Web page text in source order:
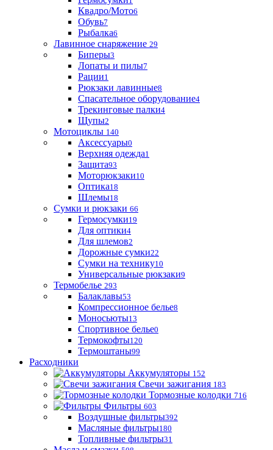
Квадро/Мото6
Обувь7
Рыбалка6
Лавинное снаряжение 29
Биперы3
Лопаты и пилы7
Рации1
Рюкзаки лавинные8
Спасательное оборудование4
Трекинговые палки4
Щупы2
Мотоциклы 140
Аксессуары0
Верхняя одежда1
Защита93
Моторюкзаки10
Оптика18
Шлемы18
Сумки и рюкзаки 66
Гермосумки19
Для оптики4
Для шлемов2
Дорожные сумки22
Сумки на технику10
Универсальные рюкзаки9
Термобелье 293
Балаклавы53
Компрессионное белье8
Моносьюты13
Спортивное белье0
Термокофты120
Термоштаны99
Расходники
Аккумуляторы 152
Свечи зажигания 183
Тормозные колодки 716
Фильтры 603
Воздушные фильтры392
Масляные фильтры180
Топливные фильтры31